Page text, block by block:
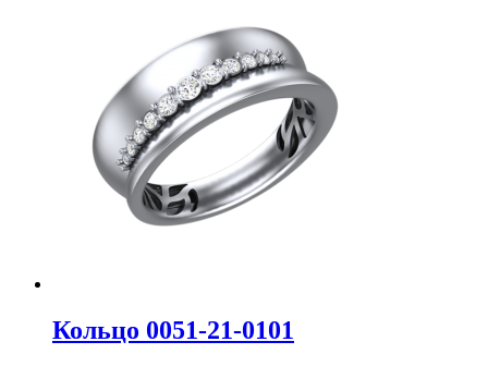
Кольцо 0051-21-0101